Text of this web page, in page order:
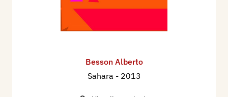
Besson Alberto
Sahara - 2013